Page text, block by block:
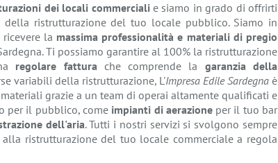
dei locali commercialie siamo in grado di offrirti
ristrutturazione del tuo locale pubblico. Siamo in
la massima professionalità e materiali di pregio
Ti possiamo garantire al 100% la ristrutturazione
regolare fatturache comprende la garanzia della
variabili della ristrutturazione, L'Impresa Edile Sardegnaè
grazie a un team di operai altamente qualificati e
per il pubblico, come impianti di aerazioneper il tuo bar
dell'aria. Tutti i nostri servizi si svolgono sempre
ristrutturazione del tuo locale commerciale a regola